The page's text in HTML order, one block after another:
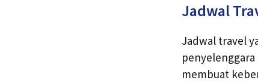
Jadwal
Jadwal travel
membuat